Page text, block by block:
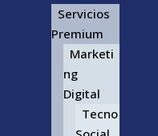
Servicios
Premium
Marketi
ng
Digital
Tecno